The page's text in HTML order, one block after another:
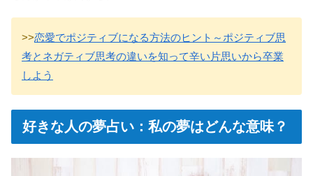
>>恋愛でポジティブになる方法のヒント～ポジティブ思
考とネガティブ思考の違いを知って辛い片思いから卒業
しよう
好きな人の夢占い：私の夢はどんな意味？